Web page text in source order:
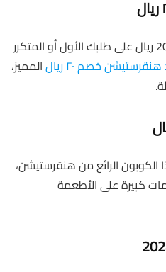
احصل على خصم مباشر بقيمة 20 ريال على طلبك الأول أو المتكرر
خصم ٢٠ ريال
المميز،
هذا الكوبون الرائع من هنقرستيشن،
كبيرة على الأطعمة